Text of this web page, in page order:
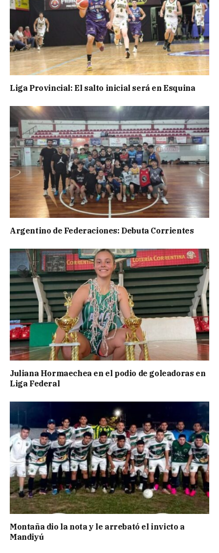
Liga Provincial: El salto inicial será en Esquina
Argentino de Federaciones: Debuta Corrientes
Juliana Hormaechea en el podio de goleadoras en
Liga Federal
Montaña dio la nota y le arrebató el invicto a
Mandiyú